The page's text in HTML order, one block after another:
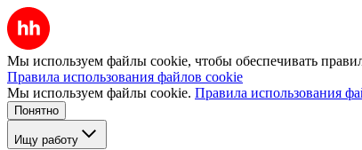
Мы используем файлы cookie, чтобы обеспечивать
Правила использования файлов cookie
Мы используем файлы cookie. Правила использования
Понятно
Ищу работу